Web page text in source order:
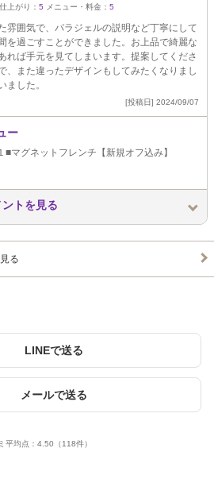
上がり： 5 メニュー・料金： 5
雰囲気で、パラジェルの説明など丁寧にして
を過ごすことができました。お上品で綺麗な
れば手元を見てしまいます。提案してくださ
、また違ったデザインもしてみたくなりまし
ました。
[投稿日] 2024/09/07
ー
■マグネットフレンチ【新規オフ込み】
トを見る
る
LINEで送る
メールで送る
平均点： 4.50 （118件）